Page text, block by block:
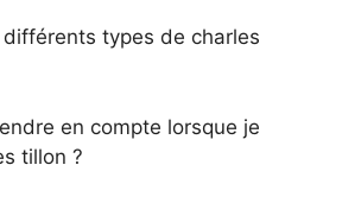
types de charles
en compte lorsque je
tillon ?